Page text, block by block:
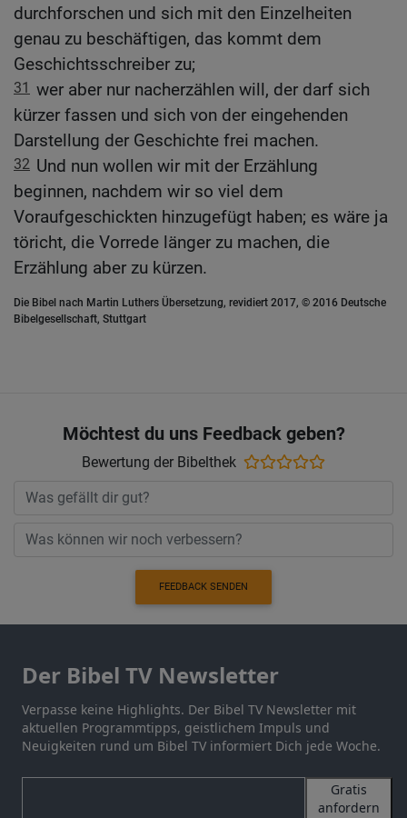
durchforschen und sich mit den Einzelheiten
genau zu beschäftigen, das kommt dem
Geschichtsschreiber zu;
31 wer aber nur nacherzählen will, der darf sich
kürzer fassen und sich von der eingehenden
Darstellung der Geschichte frei machen.
32 Und nun wollen wir mit der Erzählung
beginnen, nachdem wir so viel dem
Voraufgeschickten hinzugefügt haben; es wäre ja
töricht, die Vorrede länger zu machen, die
Erzählung aber zu kürzen.
Die Bibel nach Martin Luthers Übersetzung, revidiert 2017, © 2016 Deutsche
Bibelgesellschaft, Stuttgart
Möchtest du uns Feedback geben?
Bewertung der Bibelthek
FEEDBACK SENDEN
Der Bibel TV Newsletter
Verpasse keine Highlights. Der Bibel TV Newsletter mit
aktuellen Programmtipps, geistlichem Impuls und
Neuigkeiten rund um Bibel TV informiert Dich jede Woche.
Gratis
anfordern